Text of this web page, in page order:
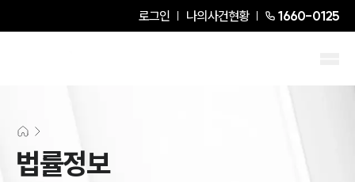
로그인 나의사건현황 1660-0125
법률정보